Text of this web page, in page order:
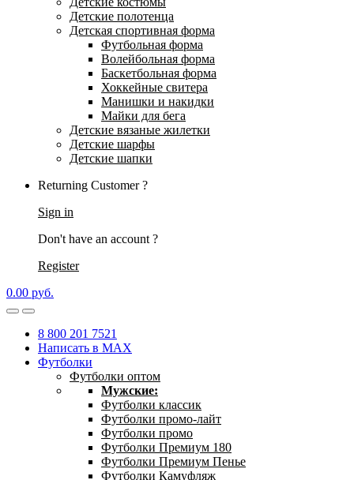
Детские полотенца
Детская спортивная форма
Футбольная форма
Волейбольная форма
Баскетбольная форма
Хоккейные свитера
Манишки и накидки
Майки для бега
Детские вязаные жилетки
Детские шарфы
Детские шапки
Returning Customer ?
Sign in
Don't have an account ?
Register
0.00 руб.
8 800 201 7521
Написать в MAX
Футболки
Футболки оптом
Мужские:
Футболки классик
Футболки промо-лайт
Футболки промо
Футболки Премиум 180
Футболки Премиум Пенье
Футболки Камуфляж